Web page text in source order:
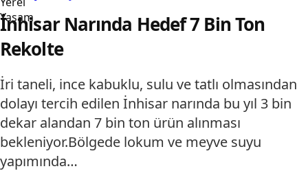
Yaşam
İnhisar Narında Hedef 7 Bin Ton
Rekolte
İri taneli, ince kabuklu, sulu ve tatlı olmasından
dolayı tercih edilen İnhisar narında bu yıl 3 bin
dekar alandan 7 bin ton ürün alınması
bekleniyor.Bölgede lokum ve meyve suyu
yapımında…